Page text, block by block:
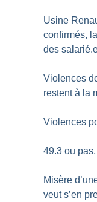
Usine
confirmés,
des
Violences
restent à la
Violences
49.3 ou
Misère
veut s’en